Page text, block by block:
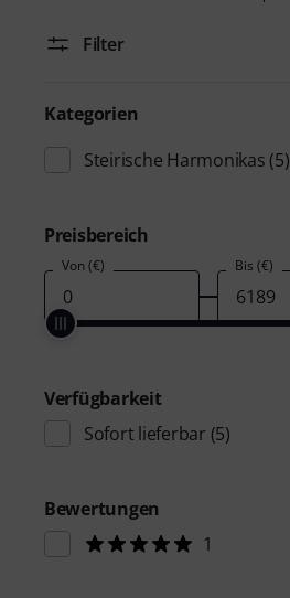
Filter
Kategorien
Steirische Harmonikas (5)
Preisbereich
Von (€) Bis (€)
Verfügbarkeit
Sofort lieferbar (5)
Bewertungen
1